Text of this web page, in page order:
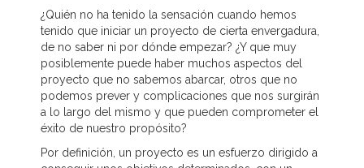
¿Quién no ha tenido la sensación cuando hemos
tenido que iniciar un proyecto de cierta envergadura,
de no saber ni por dónde empezar? ¿Y que muy
posiblemente puede haber muchos aspectos del
proyecto que no sabemos abarcar, otros que no
podemos prever y complicaciones que nos surgirán
a lo largo del mismo y que pueden comprometer el
éxito de nuestro propósito?
Por definición, un proyecto es un esfuerzo dirigido a